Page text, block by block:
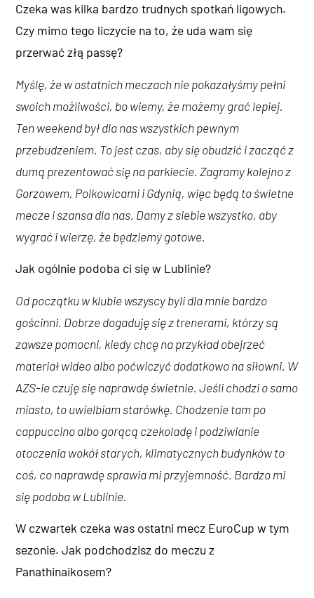
Czeka was kilka bardzo trudnych spotkań ligowych.
Czy mimo tego liczycie na to, że uda wam się
przerwać złą passę?
Myślę, że w ostatnich meczach nie pokazałyśmy pełni
swoich możliwości, bo wiemy, że możemy grać lepiej.
Ten weekend był dla nas wszystkich pewnym
przebudzeniem. To jest czas, aby się obudzić i zacząć z
dumą prezentować się na parkiecie. Zagramy kolejno z
Gorzowem, Polkowicami i Gdynią, więc będą to świetne
mecze i szansa dla nas. Damy z siebie wszystko, aby
wygrać i wierzę, że będziemy gotowe.
Jak ogólnie podoba ci się w Lublinie?
Od początku w klubie wszyscy byli dla mnie bardzo
gościnni. Dobrze dogaduję się z trenerami, którzy są
zawsze pomocni, kiedy chcę na przykład obejrzeć
materiał wideo albo poćwiczyć dodatkowo na siłowni. W
AZS-ie czuję się naprawdę świetnie. Jeśli chodzi o samo
miasto, to uwielbiam starówkę. Chodzenie tam po
cappuccino albo gorącą czekoladę i podziwianie
otoczenia wokół starych, klimatycznych budynków to
coś, co naprawdę sprawia mi przyjemność. Bardzo mi
się podoba w Lublinie.
W czwartek czeka was ostatni mecz EuroCup w tym
sezonie. Jak podchodzisz do meczu z
Panathinaikosem?